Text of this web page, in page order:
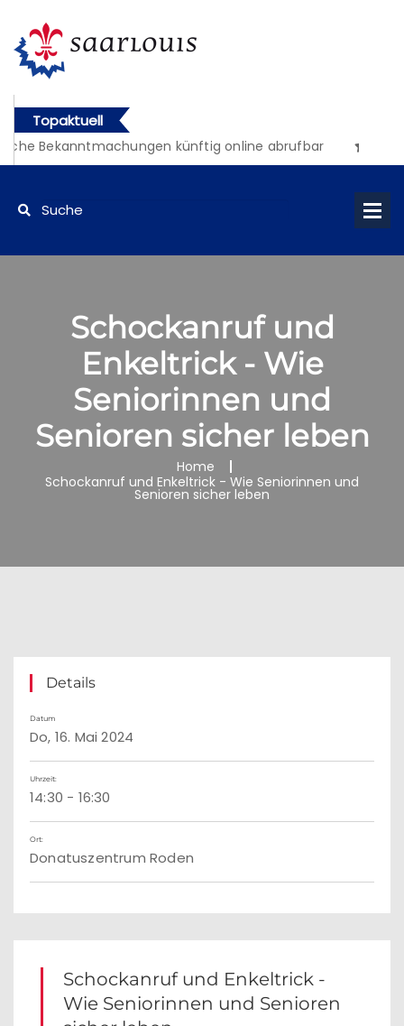
Topaktuell
Bekanntmachungen künftig online abrufbar
Schockanruf und
Enkeltrick - Wie
Seniorinnen und
Senioren sicher leben
Home
Schockanruf und Enkeltrick - Wie Seniorinnen und
Senioren sicher leben
Details
Datum
Do, 16. Mai 2024
Uhrzeit:
14:30 - 16:30
Ort:
Donatuszentrum Roden
Schockanruf und Enkeltrick -
Wie Seniorinnen und Senioren